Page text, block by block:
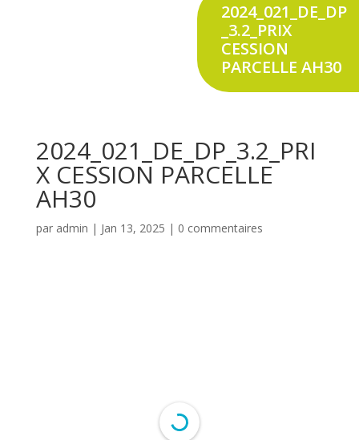
2024_021_DE_DP
_3.2_PRIX
CESSION
PARCELLE AH30
2024_021_DE_DP_3.2_PRI
X CESSION PARCELLE
AH30
par admin | Jan 13, 2025 | 0 commentaires